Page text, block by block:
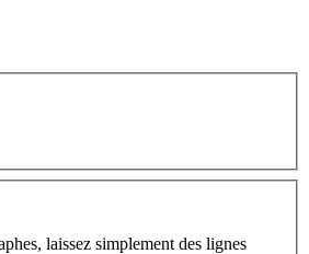
laissez simplement des lignes